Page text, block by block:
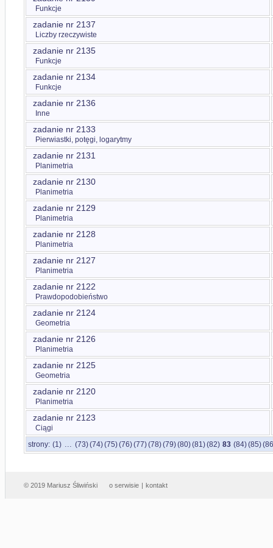
Funkcje
zadanie nr 2137
Liczby rzeczywiste
zadanie nr 2135
Funkcje
zadanie nr 2134
Funkcje
zadanie nr 2136
Inne
zadanie nr 2133
Pierwiastki, potęgi, logarytmy
zadanie nr 2131
Planimetria
zadanie nr 2130
Planimetria
zadanie nr 2129
Planimetria
zadanie nr 2128
Planimetria
zadanie nr 2127
Planimetria
zadanie nr 2122
Prawdopodobieństwo
zadanie nr 2124
Geometria
zadanie nr 2126
Planimetria
zadanie nr 2125
Geometria
zadanie nr 2120
Planimetria
zadanie nr 2123
Ciągi
strony: (1) ... (73)(74)(75)(76)(77)(78)(79)(80)(81)(82) 83 (84)(85)
© 2019 Mariusz Śliwiński o serwisie | kontakt